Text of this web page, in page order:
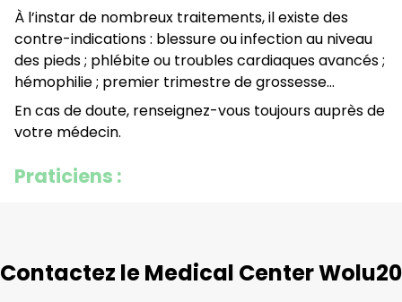
À l’instar de nombreux traitements, il existe des
contre-indications : blessure ou infection au niveau
des pieds ; phlébite ou troubles cardiaques avancés ;
hémophilie ; premier trimestre de grossesse…
En cas de doute, renseignez-vous toujours auprès de
votre médecin.
Praticiens :
Contactez le Medical Center Wolu20